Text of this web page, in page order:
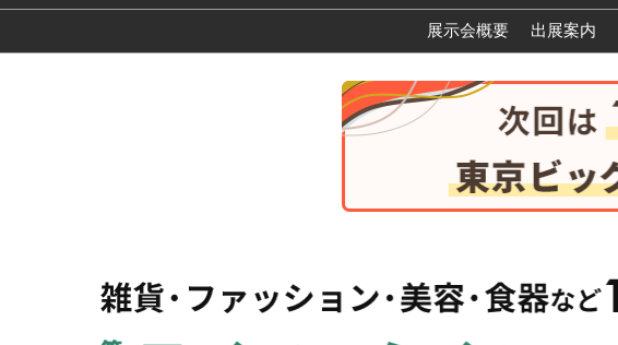
展示会概要
出展案内
国際
EXPO
国際
ェア